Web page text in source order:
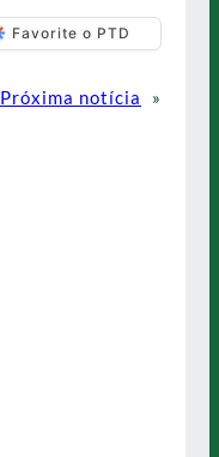
Favorite o PTD
Próxima notícia
»